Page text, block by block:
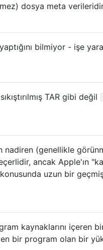
dosya meta
bilmiyor - işe
TAR gibi değil
nadiren (genellikle
ancak Apple'ın
uzun bir
kaynaklarını içeren
bir program olan bir